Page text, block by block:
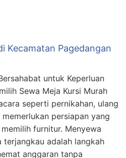
Kecamatan Pagedangan
untuk Keperluan
Sewa Meja Kursi Murah
seperti pernikahan, ulang
persiapan yang
furnitur. Menyewa
terjangkau adalah langkah
anggaran tanpa